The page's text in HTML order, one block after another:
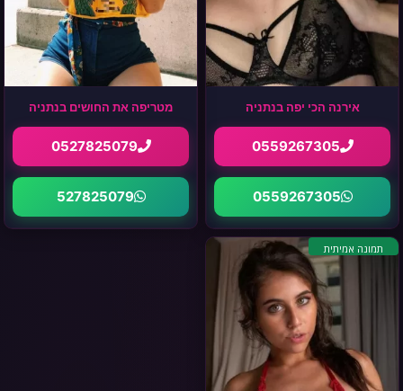
אירנה הכי יפה בנתניה
0559267305
0559267305
מטריפה את החושים בנתניה
0527825079
527825079
תמונה אמיתית